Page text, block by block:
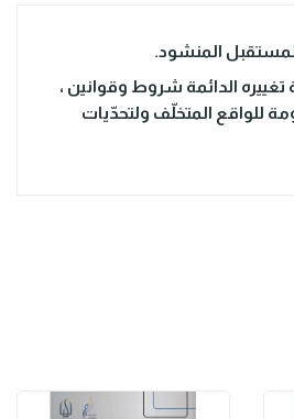
المنشود.
الدائمة شروط وقوانين ،
للواقع المتخلّف ولتحدّيات